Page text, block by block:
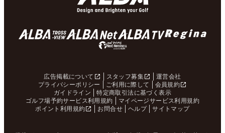
広告掲載について スタッフ募集
運営会社
プライバシーポリシー
ご利用に際して
会員規約
ガイドライン
特定商取引法に基づく表示
ゴルフ場予約サービス利用規約
マイページサービス利用規約
ポイント利用規約
お問合せ ヘルプ サイトマップ